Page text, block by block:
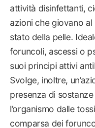
attività disinfettanti,
azioni che giovano
stato della pelle.
foruncoli, ascessi o
suoi principi attivi
Svolge, inoltre,
presenza di
l’organismo dalle
comparsa dei